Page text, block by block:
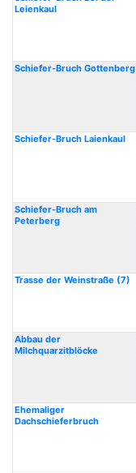
Leienkaul
Schiefer-Bruch Gottenberg
Schiefer-Bruch Laienkaul
Schiefer-Bruch am
Peterberg
Trasse der Weinstraße (7)
Abbau der
Milchquarzitblöcke
Ehemaliger
Dachschieferbruch